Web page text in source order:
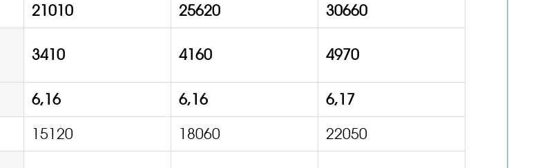
21010 25620
30660
3410 4160 4970
6,16 6,16 6,17
15120 18060
22050